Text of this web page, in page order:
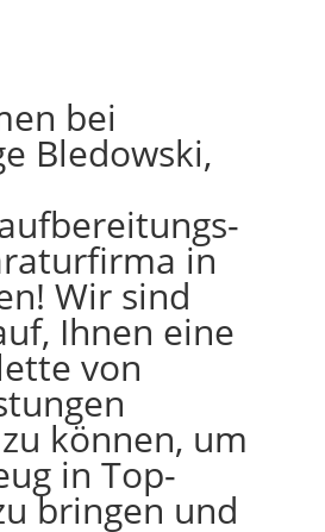
bei
Bledowski,
in
Wir sind
Ihnen eine
von
können, um
in Top-
bringen und